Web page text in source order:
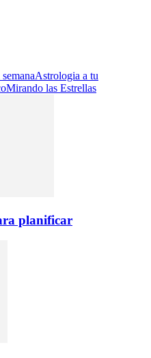
Astrologia a tu
Mirando las Estrellas
planificar